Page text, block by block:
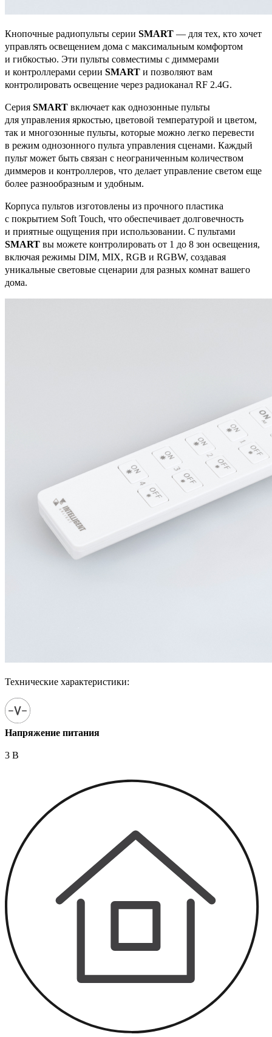
Кнопочные радиопульты серии SMART — для тех, кто хочет
управлять освещением дома с максимальным комфортом
и гибкостью. Эти пульты совместимы с диммерами
и контроллерами серии SMART и позволяют вам
контролировать освещение через радиоканал RF 2.4G.
Серия SMART включает как однозонные пульты
для управления яркостью, цветовой температурой и цветом,
так и многозонные пульты, которые можно легко перевести
в режим однозонного пульта управления сценами. Каждый
пульт может быть связан с неограниченным количеством
диммеров и контроллеров, что делает управление светом еще
более разнообразным и удобным.
Корпуса пультов изготовлены из прочного пластика
с покрытием Soft Touch, что обеспечивает долговечность
и приятные ощущения при использовании. С пультами
SMART вы можете контролировать от 1 до 8 зон освещения,
включая режимы DIM, MIX, RGB и RGBW, создавая
уникальные световые сценарии для разных комнат вашего
дома.
Технические характеристики:
Напряжение питания
3 В